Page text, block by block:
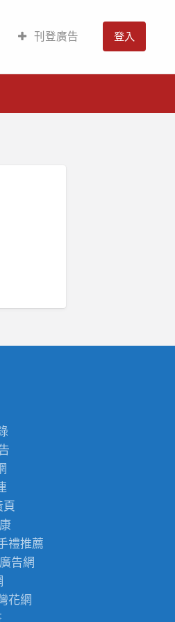
刊登廣告 登入
頁
禮推薦
廣告網
花網